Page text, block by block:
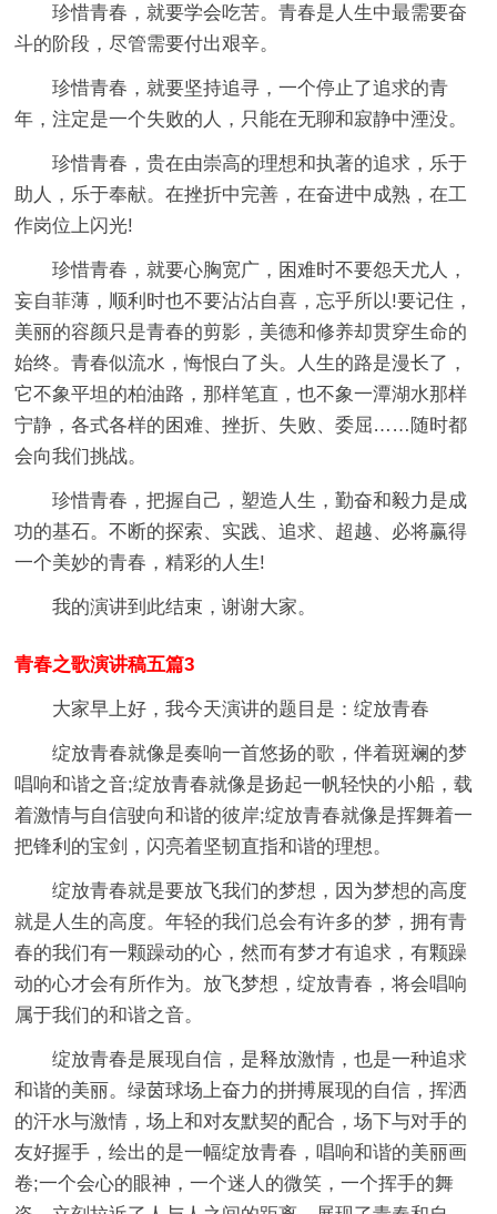
珍惜青春，就要学会吃苦。青春是人生中最需要奋
斗的阶段，尽管需要付出艰辛。
珍惜青春，就要坚持追寻，一个停止了追求的青
年，注定是一个失败的人，只能在无聊和寂静中湮没。
珍惜青春，贵在由崇高的理想和执著的追求，乐于
助人，乐于奉献。在挫折中完善，在奋进中成熟，在工
作岗位上闪光!
珍惜青春，就要心胸宽广，困难时不要怨天尤人，
妄自菲薄，顺利时也不要沾沾自喜，忘乎所以!要记住，
美丽的容颜只是青春的剪影，美德和修养却贯穿生命的
始终。青春似流水，悔恨白了头。人生的路是漫长了，
它不象平坦的柏油路，那样笔直，也不象一潭湖水那样
宁静，各式各样的困难、挫折、失败、委屈……随时都
会向我们挑战。
珍惜青春，把握自己，塑造人生，勤奋和毅力是成
功的基石。不断的探索、实践、追求、超越、必将赢得
一个美妙的青春，精彩的人生!
我的演讲到此结束，谢谢大家。
青春之歌演讲稿五篇3
大家早上好，我今天演讲的题目是：绽放青春
绽放青春就像是奏响一首悠扬的歌，伴着斑斓的梦
唱响和谐之音;绽放青春就像是扬起一帆轻快的小船，载
着激情与自信驶向和谐的彼岸;绽放青春就像是挥舞着一
把锋利的宝剑，闪亮着坚韧直指和谐的理想。
绽放青春就是要放飞我们的梦想，因为梦想的高度
就是人生的高度。年轻的我们总会有许多的梦，拥有青
春的我们有一颗躁动的心，然而有梦才有追求，有颗躁
动的心才会有所作为。放飞梦想，绽放青春，将会唱响
属于我们的和谐之音。
绽放青春是展现自信，是释放激情，也是一种追求
和谐的美丽。绿茵球场上奋力的拼搏展现的自信，挥洒
的汗水与激情，场上和对友默契的配合，场下与对手的
友好握手，绘出的是一幅绽放青春，唱响和谐的美丽画
卷;一个会心的眼神，一个迷人的微笑，一个挥手的舞